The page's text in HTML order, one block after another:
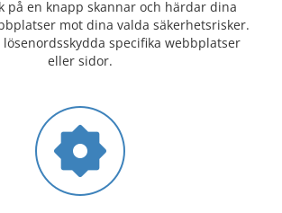
på en knapp skannar och härdar dina
mot dina valda säkerhetsrisker.
lösenordsskydda specifika webbplatser
eller sidor.